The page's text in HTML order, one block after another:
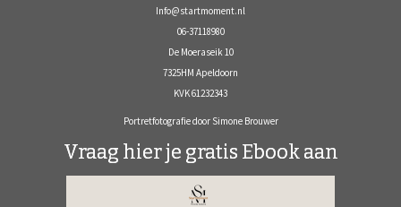
Info@startmoment.nl
06-37118980
De Moeraseik 10
7325HM Apeldoorn
KVK 61232343
Portretfotografie door Simone Brouwer
Vraag hier je gratis Ebook aan